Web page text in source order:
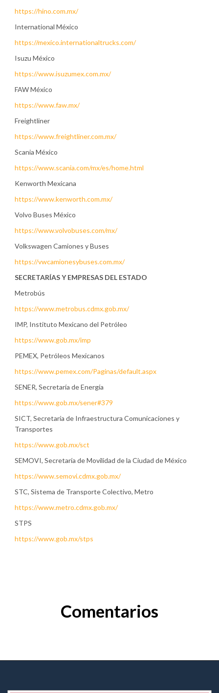
https://hino.com.mx/
International México
https://mexico.internationaltrucks.com/
Isuzu México
https://www.isuzumex.com.mx/
FAW México
https://www.faw.mx/
Freightliner
https://www.freightliner.com.mx/
Scania México
https://www.scania.com/mx/es/home.html
Kenworth Mexicana
https://www.kenworth.com.mx/
Volvo Buses México
https://www.volvobuses.com/mx/
Volkswagen Camiones y Buses
https://vwcamionesybuses.com.mx/
SECRETARÍAS Y EMPRESAS DEL ESTADO
Metrobús
https://www.metrobus.cdmx.gob.mx/
IMP, Instituto Mexicano del Petróleo
https://www.gob.mx/imp
PEMEX, Petróleos Mexicanos
https://www.pemex.com/Paginas/default.aspx
SENER, Secretaría de Energía
https://www.gob.mx/sener#379
SICT, Secretaría de Infraestructura Comunicaciones y
Transportes
https://www.gob.mx/sct
SEMOVI, Secretaría de Movilidad de la Ciudad de México
https://www.semovi.cdmx.gob.mx/
STC, Sistema de Transporte Colectivo, Metro
https://www.metro.cdmx.gob.mx/
STPS
https://www.gob.mx/stps
Comentarios